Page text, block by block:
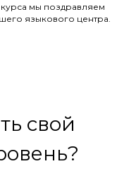
мы поздравляем
языкового центра.
свой